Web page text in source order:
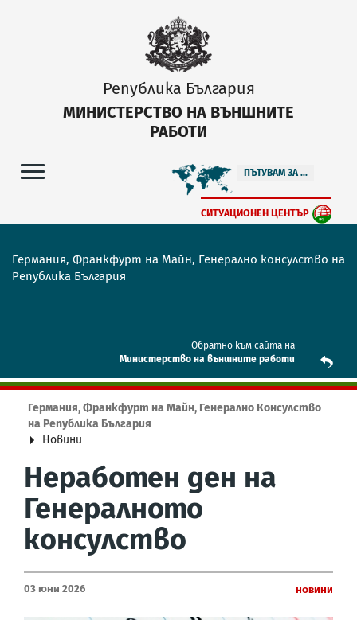
Република България
МИНИСТЕРСТВО НА ВЪНШНИТЕ
РАБОТИ
ПЪТУВАМ ЗА ...
СИТУАЦИОНЕН ЦЕНТЪР
Германия, Франкфурт на Майн, Генерално консулство на
Република България
Обратно към сайта на
Mинистерство на външните работи
Германия, Франкфурт на Майн, Генерално Консулство
на Република България
Новини
Неработен ден на
Генералното
консулство
03 Юни 2026 Новини